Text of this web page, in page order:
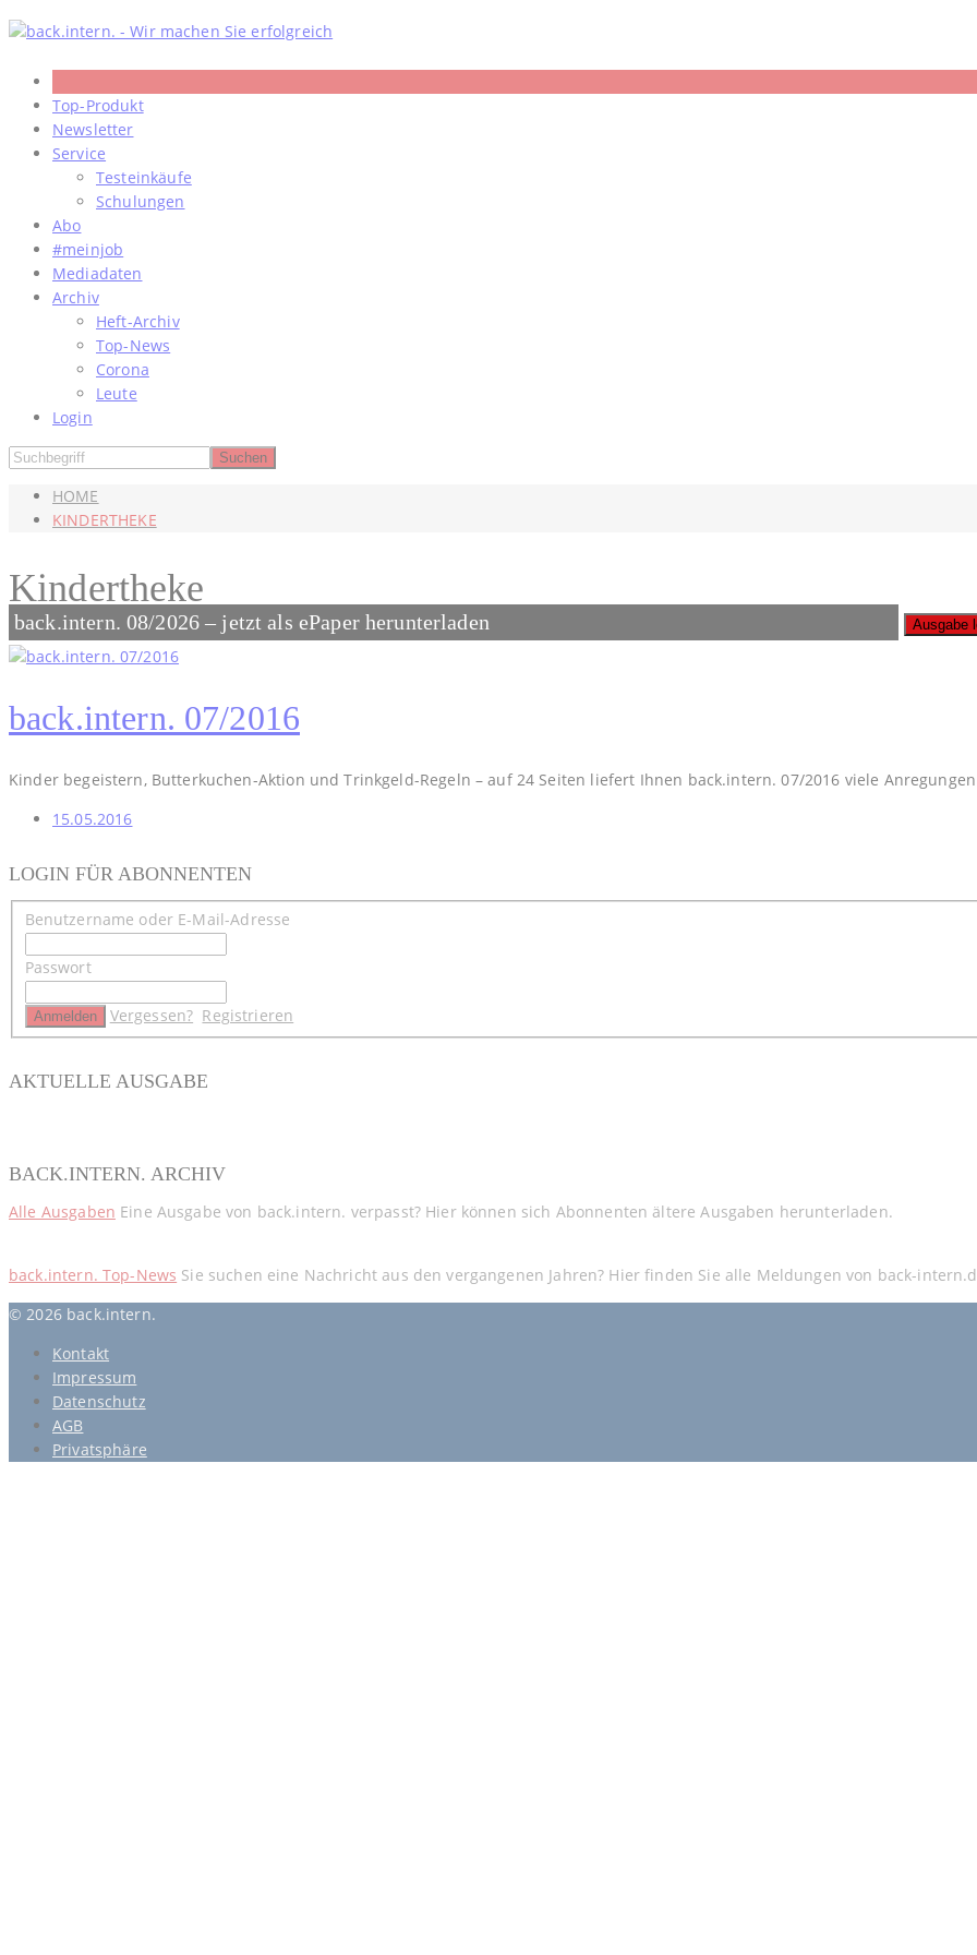
Skip
to
content
Top-Produkt
Newsletter
Service
Testeinkäufe
Schulungen
Abo
#meinjob
Mediadaten
Archiv
Heft-Archiv
Top-News
Corona
Leute
Login
HOME
KINDERTHEKE
Kindertheke
back.intern. 07/2016
Kinder begeistern, Butterkuchen-Aktion und Trinkgeld-Regeln – auf 24 Seiten liefert Ihnen back.intern. 07/2016 viele
15.05.2016
LOGIN FÜR ABONNENTEN
Benutzername oder E-Mail-Adresse
Passwort
Vergessen? Registrieren
AKTUELLE AUSGABE
back.intern. 08/2026 – jetzt als ePaper herunterladen
BACK.INTERN. ARCHIV
Alle Ausgaben Eine Ausgabe von back.intern. verpasst? Hier können sich Abonnenten ältere Ausgaben herunterladen.
back.intern. Top-News Sie suchen eine Nachricht aus den vergangenen Jahren? Hier finden Sie alle Meldungen von back-
© 2026 back.intern.
Kontakt
Impressum
Datenschutz
AGB
Privatsphäre